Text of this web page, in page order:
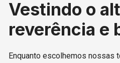
Vestindo o
reverência e
Enquanto escolhemos nossas